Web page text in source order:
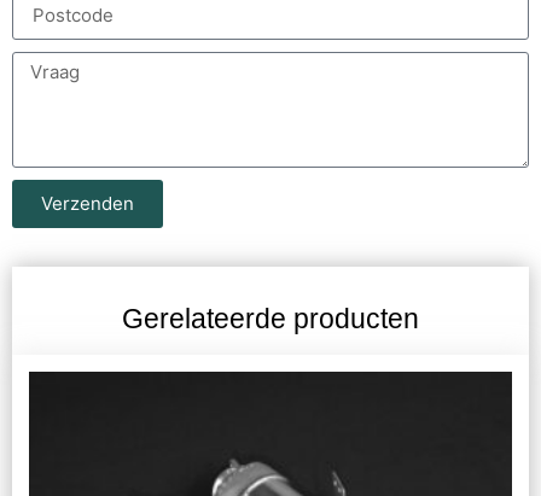
Verzenden
Gerelateerde producten